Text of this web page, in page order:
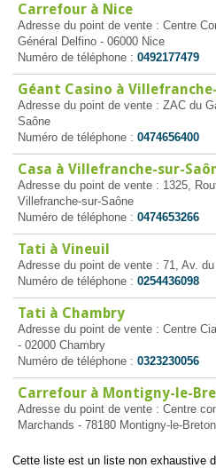
Carrefour à Nice
Adresse du point de vente : Centre
Général Delfino - 06000 Nice
Numéro de téléphone : 0492177479
Géant Casino à
Adresse du point de vente : ZAC du
Saône
Numéro de téléphone : 0474656400
Casa à Villefranche-sur-
Adresse du point de vente : 1325,
Villefranche-sur-Saône
Numéro de téléphone : 0474653266
Tati à Vineuil
Adresse du point de vente : 71, Av. du
Numéro de téléphone : 0254436098
Tati à Chambry
Adresse du point de vente : Centre
- 02000 Chambry
Numéro de téléphone : 0323230056
Carrefour à Montigny-le-
Adresse du point de vente : Centre
Marchands - 78180 Montigny-le-
Cette liste est un liste non exhaustive